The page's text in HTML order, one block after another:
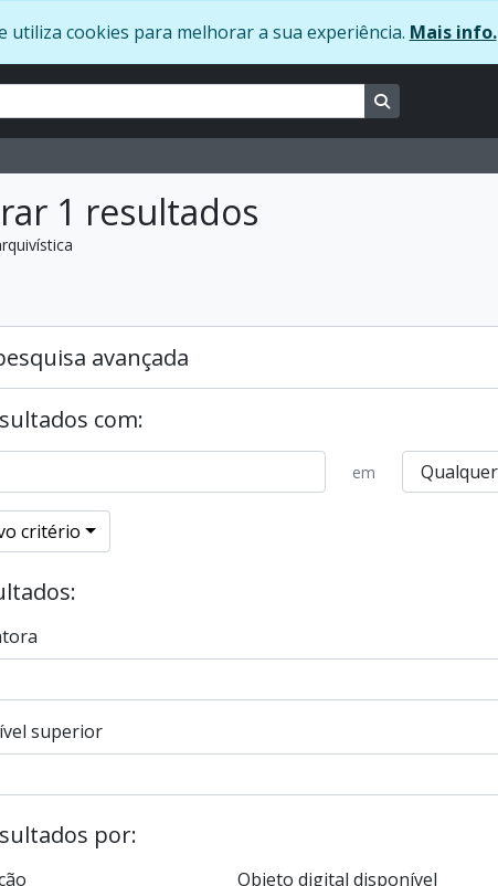
utiliza cookies para melhorar a sua experiência. Mais info.
1 resultados
avançada
com:
em
critério
superior
por:
Objeto digital disponível